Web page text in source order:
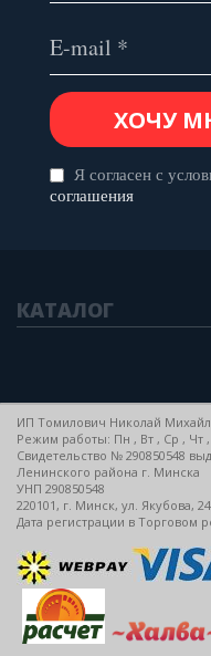
Я согласен с
соглашения
КАТАЛОГ
ИП Томилович Николай
Режим работы: Пн , Вт , Ср , Чт ,
Свидетельство № 290850548
Ленинского района г. Минска
УНП 290850548
220101, г. Минск, ул. Якубова,
Дата регистрации в Торговом